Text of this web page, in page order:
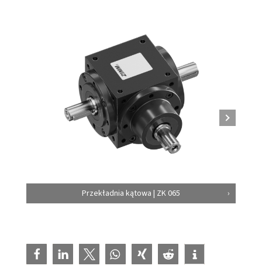
Przekładnia kątowa | ZK 065